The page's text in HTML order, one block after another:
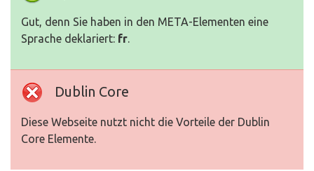
Gut, denn Sie haben in den META-Elementen eine
Sprache deklariert: fr.
Dublin Core
Diese Webseite nutzt nicht die Vorteile der Dublin
Core Elemente.